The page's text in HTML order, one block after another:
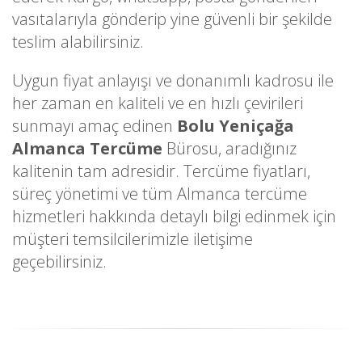
vasıtalarıyla gönderip yine güvenli bir şekilde
teslim alabilirsiniz.
Uygun fiyat anlayışı ve donanımlı kadrosu ile
her zaman en kaliteli ve en hızlı çevirileri
sunmayı amaç edinen Bolu Yeniçağa
Almanca Tercüme Bürosu, aradığınız
kalitenin tam adresidir. Tercüme fiyatları,
süreç yönetimi ve tüm Almanca tercüme
hizmetleri hakkında detaylı bilgi edinmek için
müşteri temsilcilerimizle iletişime
geçebilirsiniz.